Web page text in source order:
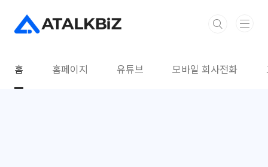
홈 홈페이지 유튜브 모바일 회사전화